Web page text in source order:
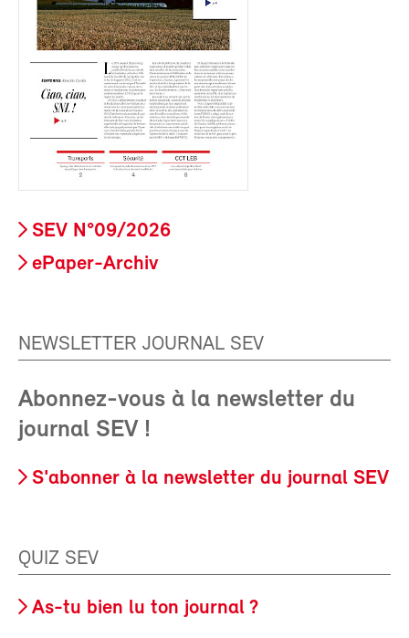
SEV N°09/2026
ePaper-Archiv
NEWSLETTER JOURNAL SEV
Abonnez-vous à la newsletter du
journal SEV !
S'abonner à la newsletter du journal SEV
QUIZ SEV
As-tu bien lu ton journal ?